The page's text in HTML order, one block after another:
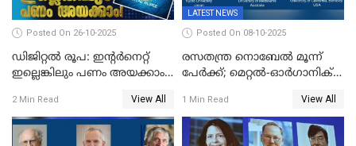
Posted On 26-10-2025
ഡിജിറ്റൽ രൂപ: ഇന്റർനെറ്റ്
ഇല്ലെങ്കിലും പണം അയക്കാം!
IN MALAYALAM
2 Min Read View All
LATEST NEWS
Posted On 08-10-2025
രസതന്ത്ര നൊബേല്‍ മൂന്ന്
പേർക്ക്; മെറ്റൽ-ഓർഗാനിക്
വികസനത്തിന്' നൽകിയ
സംഭാവനകൾക്ക് പുരസ്‍കാരം
1 Min Read View All